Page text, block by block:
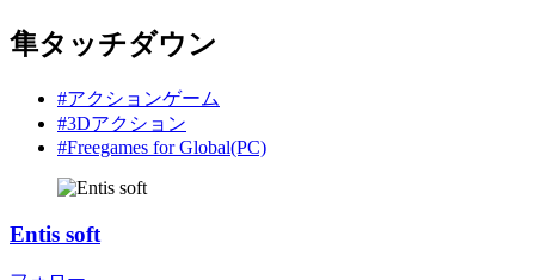
隼タッチダウン
#アクションゲーム
#3Dアクション
#Freegames for Global(PC)
Entis soft